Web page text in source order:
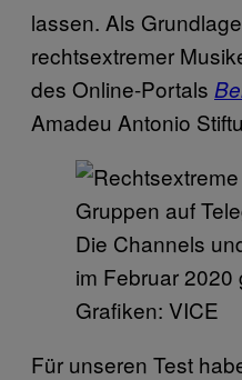
lassen. Als
rechtsextremer
des Online-Portals
Amadeu Antonio
Die Channels
im Februar 2020
Grafiken: VICE
Für unseren Test